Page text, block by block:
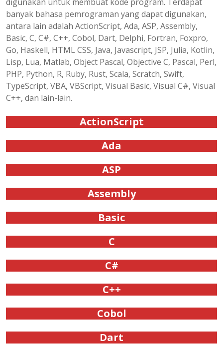
digunakan untuk membuat kode program. Terdapat
banyak bahasa pemrograman yang dapat digunakan,
antara lain adalah ActionScript, Ada, ASP, Assembly,
Basic, C, C#, C++, Cobol, Dart, Delphi, Fortran, Foxpro,
Go, Haskell, HTML CSS, Java, Javascript, JSP, Julia, Kotlin,
Lisp, Lua, Matlab, Object Pascal, Objective C, Pascal, Perl,
PHP, Python, R, Ruby, Rust, Scala, Scratch, Swift,
TypeScript, VBA, VBScript, Visual Basic, Visual C#, Visual
C++, dan lain-lain.
ActionScript
Ada
ASP
Assembly
Basic
C
C#
C++
Cobol
Dart